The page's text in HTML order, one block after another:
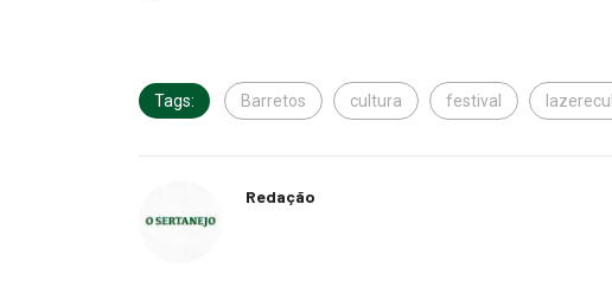
Tags: Barretos cultura festival
Redação